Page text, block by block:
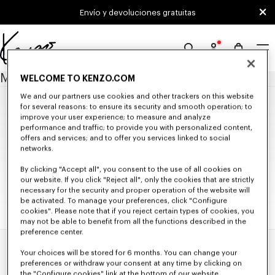
Skip to main content
Skip to footer contentEnvío y devoluciones gratuitas
Página
de
KENZO
MAPA DEL SITIO
NOVEDADES
NOVEDADES HOMBRE
NOVEDADES MUJER
NOVEDADES NIÑOS
Conjuntos Coordinados De Temporada
KENZO Signature
KENZO Jumping Tiger
MUJER
NOVEDADES
ROPA
Tutta la Collezione
Camisetas
Sudaderas y Hoodies
Jerséis
Chaquetas y Abrigos
Vestidos y Faldas
Pantalones y Shorts
Denim
BOLSOS
Bolsos
Carteras y Marroquinería
ACCESORIOS
Todos los Accesorios
Gorras y Sombreros
Pañuelos y Estolas
Gafas de sol
Beachwear
Todos los Zapatos
Bailarinas y Alpargatas
Sneakers
Derbies y Botines
Zapatilla KENZO Striker
REGALOS
Pequeños Regalos
NIÑOS
TODA LA COLECCIÓN INFANTIL
NIÑAS (3-12 AÑOS)
Toda la Colección
Vestidos y Faldas
Pantalones y Shorts
Chaquetas y Abrigos
NIÑOS (3-12 AÑOS)
Camisetas y Sudaderas
Pantalones y Shorts
Chaquetas y Abrigos
Inicio
Mapa Del Sitio
WELCOME TO KENZO.COM
We and our partners use cookies and other trackers on this website
for several reasons: to ensure its security and smooth operation; to
improve your user experience; to measure and analyze
performance and traffic; to provide you with personalized content,
offers and services; and to offer you services linked to social
networks.
By clicking "Accept all", you consent to the use of all cookies on
our website. If you click "Reject all", only the cookies that are strictly
necessary for the security and proper operation of the website will
be activated. To manage your preferences, click "Configure
cookies". Please note that if you reject certain types of cookies, you
may not be able to benefit from all the functions described in the
preference center.
Your choices will be stored for 6 months. You can change your
preferences or withdraw your consent at any time by clicking on
the "Configure cookies" link at the bottom of our website.